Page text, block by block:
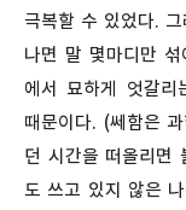
극복할 수 있었다.
나면 말 몇마디만
에서 묘하게 엇갈
때문이다. (쎄함은
던 시간을 떠올리면
도 쓰고 있지 않은